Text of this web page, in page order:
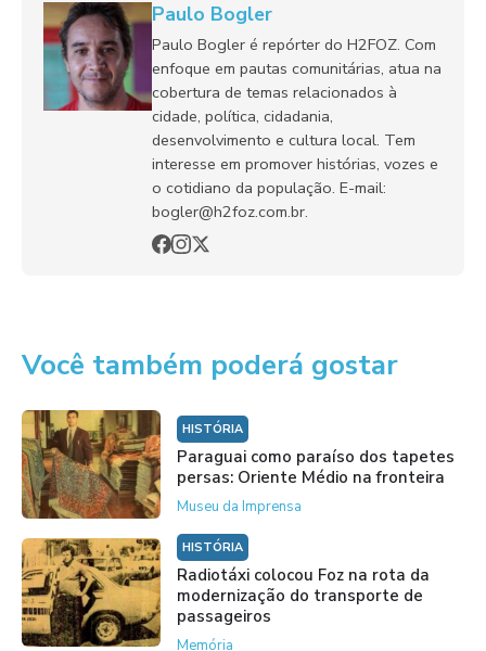
Paulo Bogler
Paulo Bogler é repórter do H2FOZ. Com
enfoque em pautas comunitárias, atua na
cobertura de temas relacionados à
cidade, política, cidadania,
desenvolvimento e cultura local. Tem
interesse em promover histórias, vozes e
o cotidiano da população. E-mail:
bogler@h2foz.com.br.
Você também poderá gostar
HISTÓRIA
Paraguai como paraíso dos tapetes
persas: Oriente Médio na fronteira
Museu da Imprensa
HISTÓRIA
Radiotáxi colocou Foz na rota da
modernização do transporte de
passageiros
Memória